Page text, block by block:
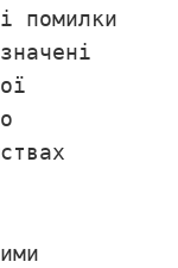
помилки